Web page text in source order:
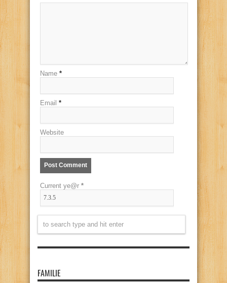
Name *
Email *
Website
Current ye@r *
FAMILIE